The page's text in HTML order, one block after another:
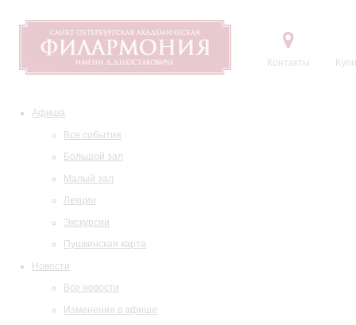
Контакты
Афиша
Все события
Большой зал
Малый зал
Лекции
Экскурсии
Пушкинская карта
Новости
Все новости
Изменения в афише